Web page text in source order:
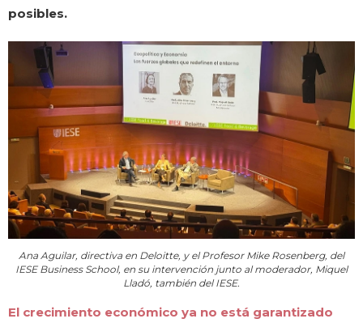
posibles.
Ana Aguilar, directiva en Deloitte, y el Profesor Mike Rosenberg, del
IESE Business School, en su intervención junto al moderador, Miquel
Lladó, también del IESE.
El crecimiento económico ya no está garantizado